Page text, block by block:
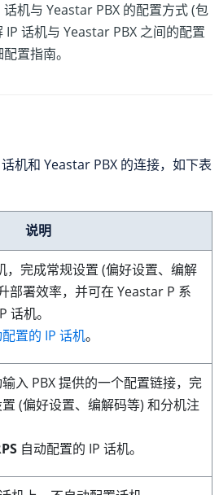
机与 Yeastar PBX 的配置方式 (包
话机与 Yeastar PBX 之间的配置
置指南。
机和 Yeastar PBX 的连接，如下表
说明
，完成常规设置 (偏好设置、编解
部署效率，并可在 Yeastar P 系
话机。
置的 IP 话机。
入 PBX 提供的一个配置链接，完
(偏好设置、编解码等) 和分机注
自动配置的 IP 话机。